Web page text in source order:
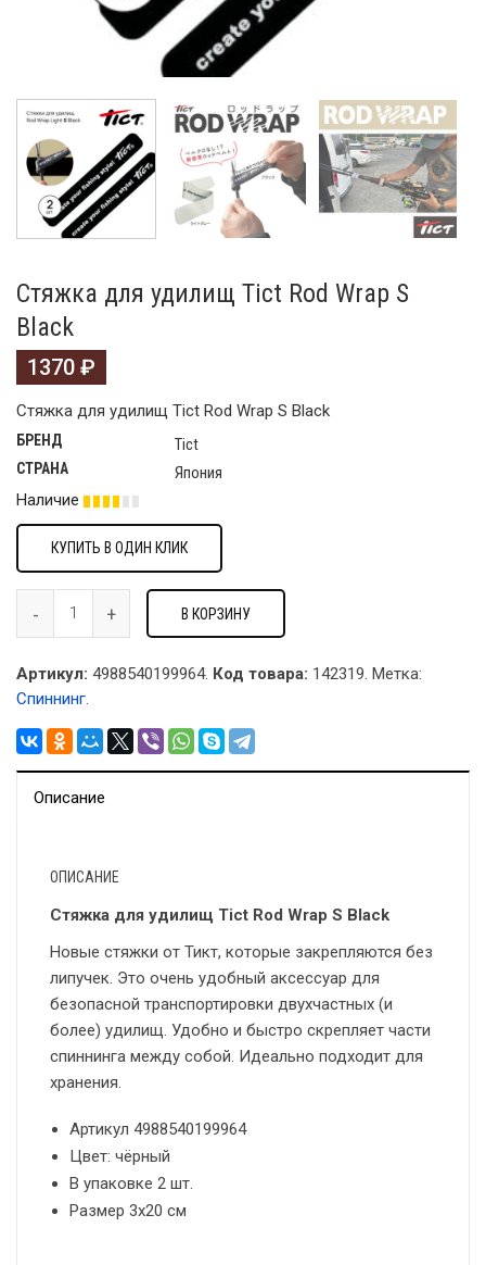
Стяжка для удилищ Tict Rod Wrap S
Black
1370 ₽
Стяжка для удилищ Tict Rod Wrap S Black
БРЕНД Tict
СТРАНА
Япония
Наличие
КУПИТЬ В ОДИН КЛИК
В КОРЗИНУ
Артикул: 4988540199964. Код товара: 142319. Метка:
Спиннинг.
Описание
ОПИСАНИЕ
Стяжка для удилищ Tict Rod Wrap S Black
Новые стяжки от Тикт, которые закрепляются без
липучек. Это очень удобный аксессуар для
безопасной транспортировки двухчастных (и
более) удилищ. Удобно и быстро скрепляет части
спиннинга между собой. Идеально подходит для
хранения.
Артикул 4988540199964
Цвет: чёрный
В упаковке 2 шт.
Размер 3х20 см